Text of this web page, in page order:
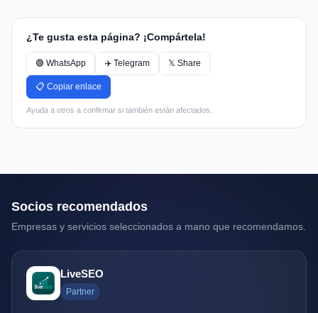
¿Te gusta esta página? ¡Compártela!
🟢 WhatsApp ✈️ Telegram 𝕏 Share
📋 Copiar enlace
Ayuda a otros a confirmar si también están afectados.
Socios recomendados
Empresas y servicios seleccionados a mano que recomendamos.
LiveSEO
Partner